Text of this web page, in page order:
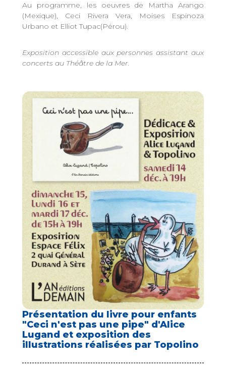
Au programme, les oeuvres de Martha Arango
(Mexique), Ceci Rivera Vera, Moises Espinoza
Urbano et Elliot Tupac(Pérou).
Exposition accessible aux personnes assistant aux
concerts au Théâtre de la Mer.
Présentation du livre pour enfants
"Ceci n'est pas une pipe" d'Alice
Lugand et exposition des
illustrations réalisées par Topolino